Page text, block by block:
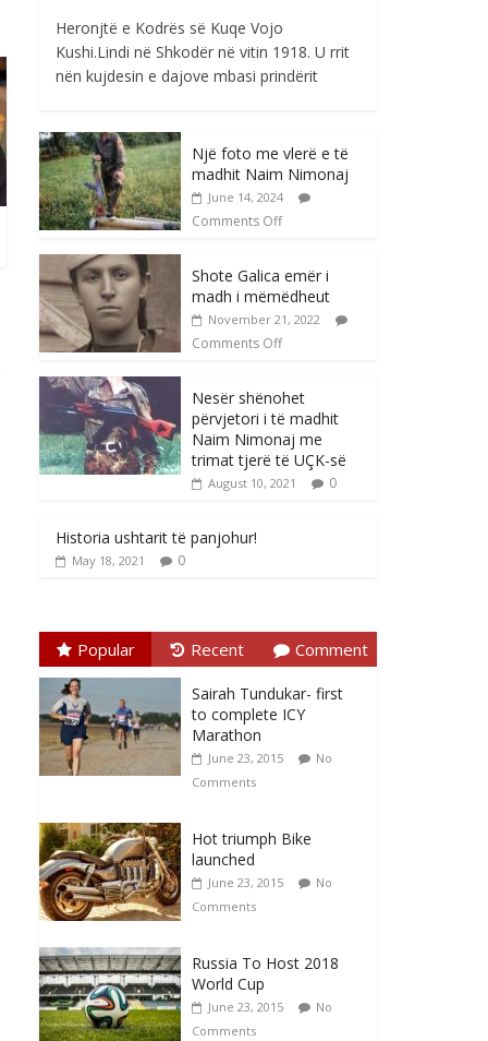
Heronjtë e Kodrës së Kuqe Vojo
Kushi.Lindi në Shkodër në vitin 1918. U rrit
nën kujdesin e dajove mbasi prindërit
Një foto me vlerë e të
madhit Naim Nimonaj
June 14, 2024
Comments Off
Shote Galica emër i
madh i mëmëdheut
November 21, 2022
Comments Off
Nesër shënohet
përvjetori i të madhit
Naim Nimonaj me
trimat tjerë të UÇK-së
August 10, 2021 0
Historia ushtarit të panjohur!
May 18, 2021 0
Popular Recent Comment
Sairah Tundukar- first
to complete ICY
Marathon
June 23, 2015
No
Comments
Hot triumph Bike
launched
June 23, 2015
No
Comments
Russia To Host 2018
World Cup
June 23, 2015
No
Comments